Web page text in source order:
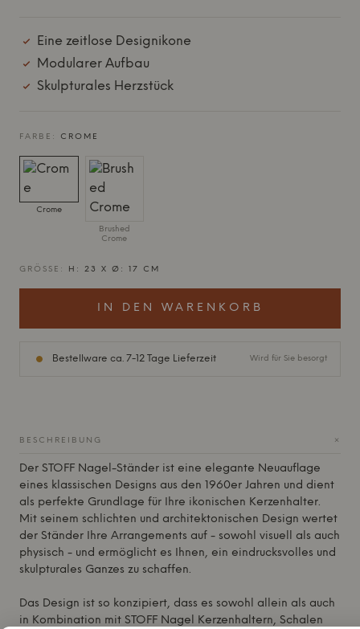
Eine zeitlose Designikone
Modularer Aufbau
Skulpturales Herzstück
FARBE: CROME
Crome
Brushed
Crome
GRÖSSE: H: 23 X Ø: 17 CM
IN DEN WARENKORB
Bestellware ca. 7-12 Tage Lieferzeit Wird für Sie besorgt
BESCHREIBUNG +
Der STOFF Nagel-Ständer ist eine elegante Neuauflage
eines klassischen Designs aus den 1960er Jahren und dient
als perfekte Grundlage für Ihre ikonischen Kerzenhalter.
Mit seinem schlichten und architektonischen Design wertet
der Ständer Ihre Arrangements auf - sowohl visuell als auch
physisch - und ermöglicht es Ihnen, ein eindrucksvolles und
skulpturales Ganzes zu schaffen.
Das Design ist so konzipiert, dass es sowohl allein als auch
in Kombination mit STOFF Nagel Kerzenhaltern, Schalen